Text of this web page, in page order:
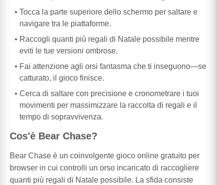
Tocca la parte superiore dello schermo per saltare e
navigare tra le piattaforme.
Raccogli quanti più regali di Natale possibile mentre
eviti le tue versioni ombrose.
Fai attenzione agli orsi fantasma che ti inseguono—se
catturato, il gioco finisce.
Cerca di saltare con precisione e cronometrare i tuoi
movimenti per massimizzare la raccolta di regali e il
tempo di sopravvivenza.
Cos'è Bear Chase?
Bear Chase è un coinvolgente gioco online gratuito per
browser in cui controlli un orso incaricato di raccogliere
quanti più regali di Natale possibile. La sfida consiste